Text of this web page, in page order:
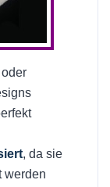
oder
, da sie
werden